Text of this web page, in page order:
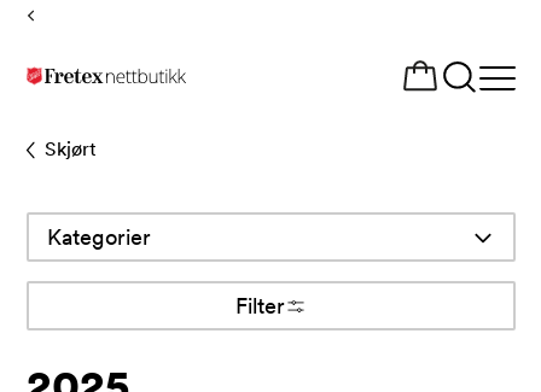
Tilbake
til
Åpne
Skjørt
Kategorier
Filter